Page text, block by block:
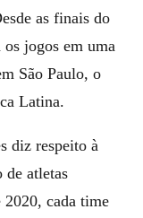
as finais do
jogos em uma
São Paulo, o
Latina.
diz respeito à
atletas
2020, cada time